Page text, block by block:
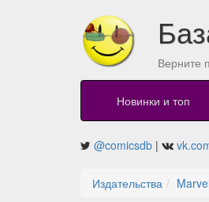
Верните
Новинки и топ
@comicsdb |
Издательства Marvel